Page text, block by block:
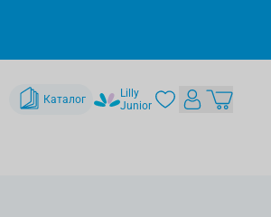
Каталог
Lilly
Junior